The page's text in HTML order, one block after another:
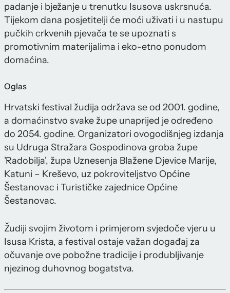
padanje i bježanje u trenutku Isusova uskrsnuća.
Tijekom dana posjetitelji će moći uživati i u nastupu
pučkih crkvenih pjevača te se upoznati s
promotivnim materijalima i eko-etno ponudom
domaćina.
Oglas
Hrvatski festival žudija održava se od 2001. godine,
a domaćinstvo svake župe unaprijed je određeno
do 2054. godine. Organizatori ovogodišnjeg izdanja
su Udruga Stražara Gospodinova groba župe
'Radobilja', župa Uznesenja Blažene Djevice Marije,
Katuni – Kreševo, uz pokroviteljstvo Općine
Šestanovac i Turističke zajednice Općine
Šestanovac.
Žudiji svojim životom i primjerom svjedoče vjeru u
Isusa Krista, a festival ostaje važan događaj za
očuvanje ove pobožne tradicije i produbljivanje
njezinog duhovnog bogatstva.